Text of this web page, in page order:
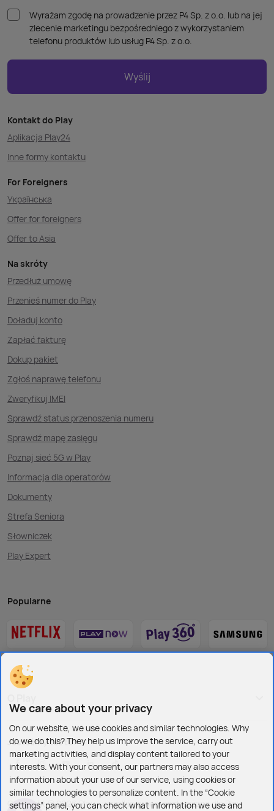
Wyrażam zgodę na prowadzenie przez P4 Sp. z o.o. lub na jej
zlecenie marketingu bezpośredniego z wykorzystaniem
telefonu produktów lub usług P4 Sp. z o.o.
Wyślij
Kontakt do Play
Aplikacja Play24
Inne formy kontaktu
For Foreigners
Українська
Offer for foreigners
Offer to Asia
Na skróty
Przedłuż umowę
Przenieś numer do Play
Doładuj konto
Zapłać fakturę
Dokup pakiet
Zgłoś naprawę telefonu
Zweryfikuj IMEI
Sprawdź status przenoszenia numeru
Sprawdź mapę zasięgu
Poznaj sieć 5G w Play
Informacja dla operatorów
Dokumenty
Strefa Seniora
Słowniczek
Play Expert
Popularne
Jesteśmy też tu:
Copyright © 2026 Play - wszelkie prawa zastrzeżone dla Play
We care about your privacy
On our website, we use cookies and similar technologies. Why
do we do this? They help us improve the service, carry out
marketing activities, and display content tailored to your
interests. With your consent, our partners may also access
information about your use of our service, using cookies or
similar technologies to personalize content. In the “Cookie
settings” panel, you can check what information we use and